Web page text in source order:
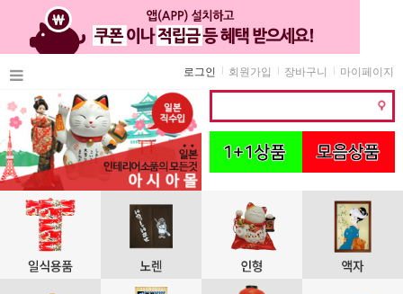
마이페이지
장바구니
회원가입
로그인